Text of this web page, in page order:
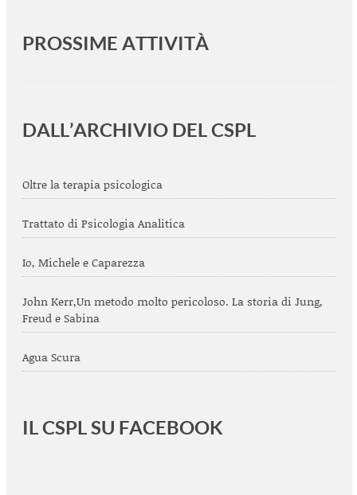
PROSSIME ATTIVITÀ
DALL’ARCHIVIO DEL CSPL
Oltre la terapia psicologica
Trattato di Psicologia Analitica
Io, Michele e Caparezza
John Kerr,Un metodo molto pericoloso. La storia di Jung,
Freud e Sabina
Agua Scura
IL CSPL SU FACEBOOK